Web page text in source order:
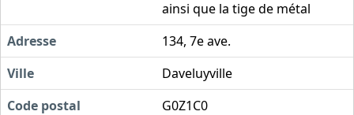
ainsi que la tige de métal
Adresse
134, 7e ave.
Ville
Daveluyville
Code postal
G0Z1C0